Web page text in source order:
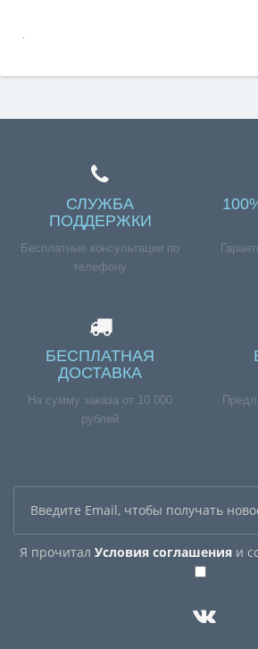
.
СЛУЖБА
ПОДДЕРЖКИ
Бесплатные консультации по
телефону
БЕСПЛАТНАЯ
ДОСТАВКА
На сумму заказа от 10 000
рублей
Я прочитал Условия соглашенияи